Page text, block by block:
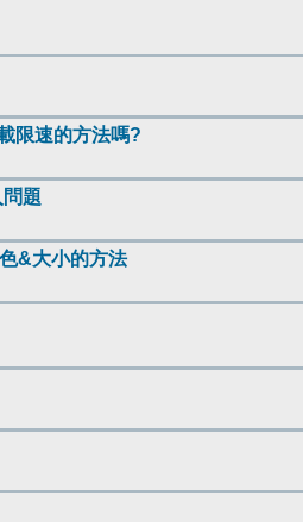
限速的方法嗎?
題
&大小的方法